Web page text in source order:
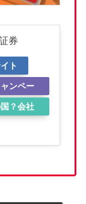
券
ト
ンペー
？会社